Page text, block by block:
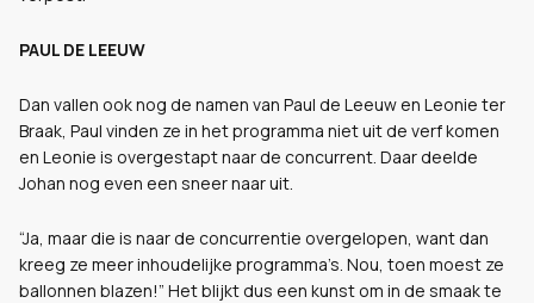
PAUL DE LEEUW
Dan vallen ook nog de namen van Paul de Leeuw en Leonie ter
Braak, Paul vinden ze in het programma niet uit de verf komen
en Leonie is overgestapt naar de concurrent. Daar deelde
Johan nog even een sneer naar uit.
“Ja, maar die is naar de concurrentie overgelopen, want dan
kreeg ze meer inhoudelijke programma’s. Nou, toen moest ze
ballonnen blazen!” Het blijkt dus een kunst om in de smaak te